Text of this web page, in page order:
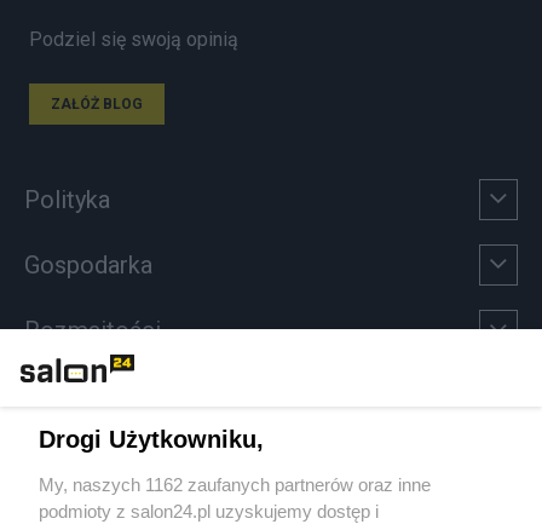
Podziel się swoją opinią
ZAŁÓŻ BLOG
Polityka
Gospodarka
Rozmaitości
Sport
Drogi Użytkowniku,
My, naszych 1162 zaufanych partnerów oraz inne
podmioty z salon24.pl uzyskujemy dostęp i